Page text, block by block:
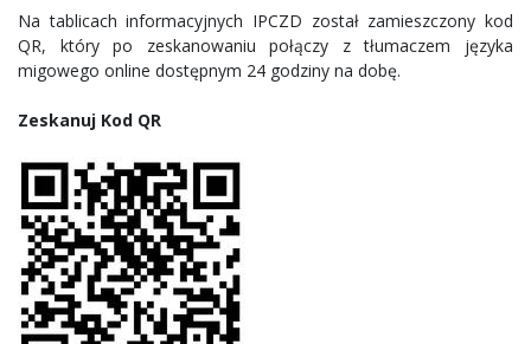
Na tablicach informacyjnych IPCZD został zamieszczony kod
QR, który po zeskanowaniu połączy z tłumaczem języka
migowego online dostępnym 24 godziny na dobę.
Zeskanuj Kod QR